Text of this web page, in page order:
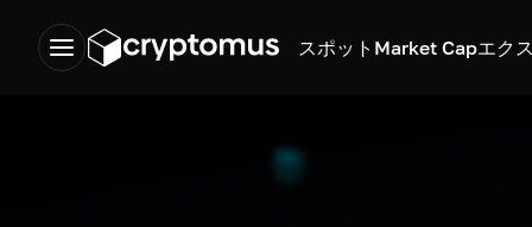
スポット Market Capエク